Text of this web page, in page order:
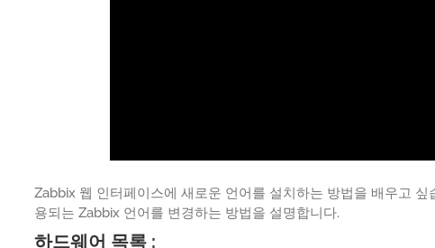
Zabbix 웹 인터페이스에 새로운 언어를 설치하는 방법을 배우고
용되는 Zabbix 언어를 변경하는 방법을 설명합니다.
하드웨어 목록 :